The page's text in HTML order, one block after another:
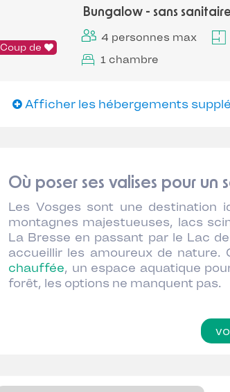
Coup de
Bungalow - sans
4 personnes max
1 chambre
Afficher les hébergements
Où poser ses valises pour un
Les Vosges sont une destination
montagnes majestueuses, lacs
La Bresse en passant par le Lac
accueillir les amoureux de nature.
chauffée, un espace aquatique
forêt, les options ne manquent pas.